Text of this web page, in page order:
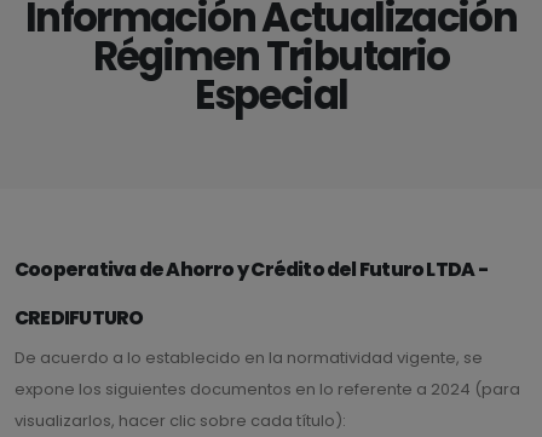
Información Actualización
Régimen Tributario
Especial
Cooperativa de Ahorro y Crédito del Futuro LTDA -
CREDIFUTURO
De acuerdo a lo establecido en la normatividad vigente, se
expone los siguientes documentos en lo referente a 2024 (para
visualizarlos, hacer clic sobre cada título):